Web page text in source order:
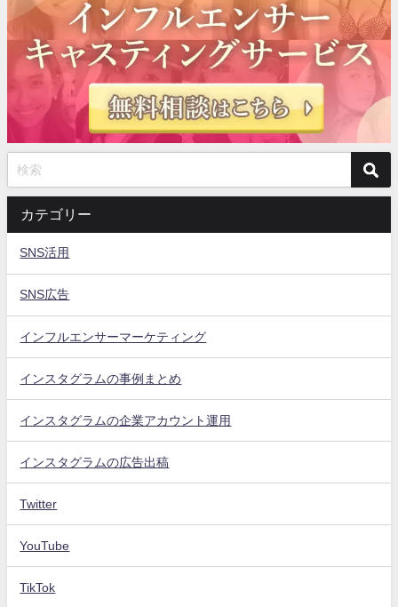
カテゴリー
SNS活用
SNS広告
インフルエンサーマーケティング
インスタグラムの事例まとめ
インスタグラムの企業アカウント運用
インスタグラムの広告出稿
Twitter
YouTube
TikTok